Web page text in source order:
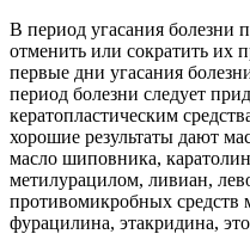
В период угасания болезни
отменить или сократить их
первые дни угасания
период болезни следует
кератопластическим
хорошие результаты дают
масло шиповника,
метилурацилом, ливиан,
противомикробных средств
фурацилина, этакридина,